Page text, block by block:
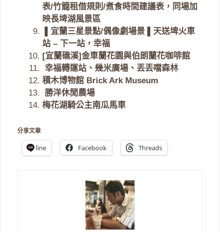
表/竹籠租借規則/煮食時間建議表，同場加
映長埤湖風景區
▌宜蘭三星景點/偶像劇場景 ▌天送埤火車
站 – 下一站，幸福
[宜蘭礁溪]金車蘭花園與伯朗蘭花咖啡館
幸福轉運站、幾米廣場、丟丟噹森林
積木博物館 Brick Ark Museum
勝洋休閒農場
梅花湖騎公主南瓜馬車
分享文章
line Facebook Threads